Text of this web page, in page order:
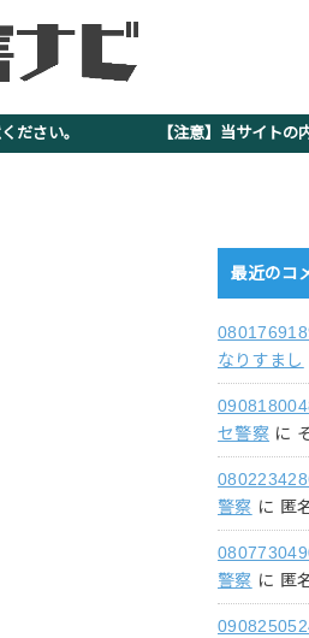
意ください。 【注意】当サイトの内
最近のコ
なりすまし
セ警察 に
警察 に 匿
警察 に 匿